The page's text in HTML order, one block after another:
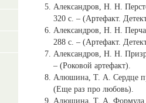
Александров, Н. Н.
320 с. – (Артефакт.
Александров, Н. Н.
288 с. – (Артефакт.
Александров, Н. Н.
– (Роковой артефакт).
Алюшина, Т. А. Сердце
(Еще раз про любовь).
Алюшина, Т. А. Формула